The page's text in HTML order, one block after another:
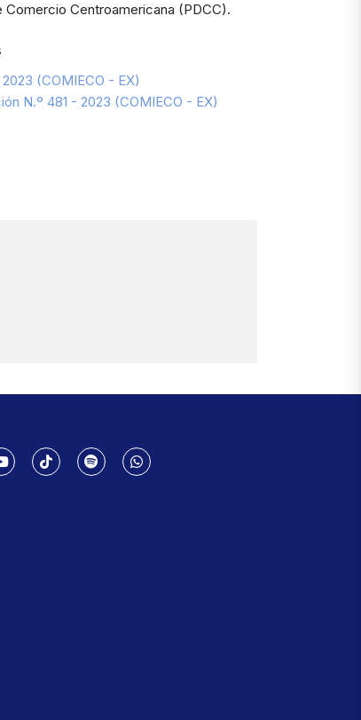
Comercio Centroamericana (PDCC).
(COMIECO - EX)
N.º 481 - 2023 (COMIECO - EX)